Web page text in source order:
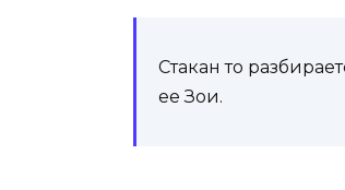
Стакан то
ее Зои.